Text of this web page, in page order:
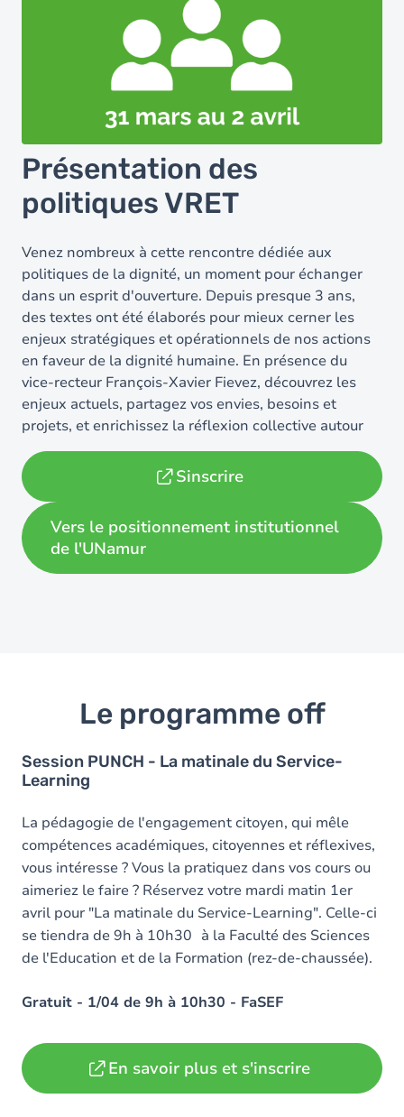
Présentation des
politiques VRET
Venez nombreux à cette rencontre dédiée aux
politiques de la dignité, un moment pour échanger
dans un esprit d'ouverture. Depuis presque 3 ans,
des textes ont été élaborés pour mieux cerner les
enjeux stratégiques et opérationnels de nos actions
en faveur de la dignité humaine. En présence du
vice-recteur François-Xavier Fievez, découvrez les
enjeux actuels, partagez vos envies, besoins et
projets, et enrichissez la réflexion collective autour
du respect et de…Lire plus
Sinscrire
Vers le positionnement institutionnel
de l'UNamur
Le programme off
Session PUNCH - La matinale du Service-
Learning
La pédagogie de l'engagement citoyen, qui mêle
compétences académiques, citoyennes et réflexives,
vous intéresse ? Vous la pratiquez dans vos cours ou
aimeriez le faire ? Réservez votre mardi matin 1er
avril pour "La matinale du Service-Learning". Celle-ci
se tiendra de 9h à 10h30 à la Faculté des Sciences
de l'Education et de la Formation (rez-de-chaussée).
Gratuit - 1/04 de 9h à 10h30 - FaSEF
En savoir plus et s'inscrire